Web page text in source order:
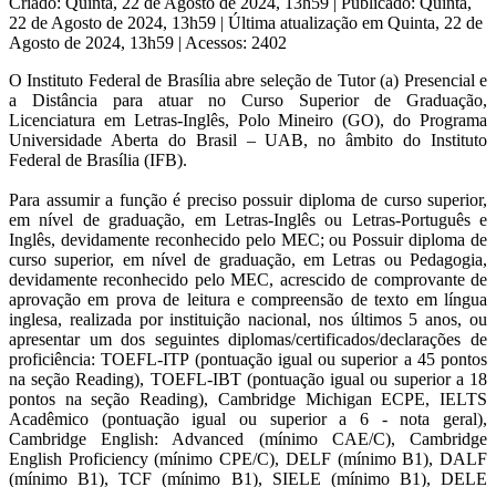
22 de Agosto de 2024, 13h59 | Última atualização em Quinta, 22 de
Agosto de 2024, 13h59 | Acessos: 2402
O Instituto Federal de Brasília abre seleção de Tutor (a) Presencial e
a Distância para atuar no Curso Superior de Graduação,
Licenciatura em Letras-Inglês, Polo Mineiro (GO), do Programa
Universidade Aberta do Brasil ‒ UAB, no âmbito do Instituto
Federal de Brasília (IFB).
Para assumir a função é preciso possuir diploma de curso superior,
em nível de graduação, em Letras-Inglês ou Letras-Português e
Inglês, devidamente reconhecido pelo MEC; ou Possuir diploma de
curso superior, em nível de graduação, em Letras ou Pedagogia,
devidamente reconhecido pelo MEC, acrescido de comprovante de
aprovação em prova de leitura e compreensão de texto em língua
inglesa, realizada por instituição nacional, nos últimos 5 anos, ou
apresentar um dos seguintes diplomas/certificados/declarações de
proficiência: TOEFL-ITP (pontuação igual ou superior a 45 pontos
na seção Reading), TOEFL-IBT (pontuação igual ou superior a 18
pontos na seção Reading), Cambridge Michigan ECPE, IELTS
Acadêmico (pontuação igual ou superior a 6 - nota geral),
Cambridge English: Advanced (mínimo CAE/C), Cambridge
English Proficiency (mínimo CPE/C), DELF (mínimo B1), DALF
(mínimo B1), TCF (mínimo B1), SIELE (mínimo B1), DELE